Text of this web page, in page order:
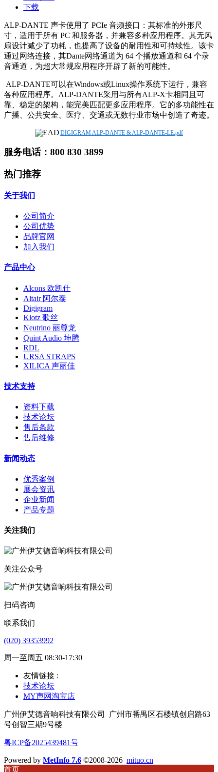
下载
ALP-DANTE 声卡使用了 PCIe 音频接口：其标准的外形尺
寸，适用于所有 PC 和服务器，并兼容多种应用程序。其无风
扇设计减少了功耗，也提高了设备的耐用性和可持续性。该卡
通过网络连接，其Dante网络通道为 64 个播放通道和 64 个录
音通道，为超大常规应用程序开辟了新的可能性。
ALP-DANTE可以在Windows或Linux操作系统下运行，兼容
各种应用程序。ALP-DANTE采用与所有ALP-X卡相同且可
靠、稳定的架构，能完美匹配更多应用程序。它的多功能性在
广播、公共安全、医疗、交通或无数行业市场中创造了奇迹。
DIGIGRAM ALP-DANTE & ALP-DANTE-LE.pdf
服务电话：800 830 3899
热门推荐
关于我们
公司简介
公司优势
品牌官网
加入我们
产品中心
Alcons 欧凯仕
Altair 阿尔泰
Digigram
Klotz 歌丝
Neutrino 丽尊龙
Quint Audio 坤腾
RDL
URSA STRAPS
XILICA 声丽佳
技术支持
资料下载
技术论坛
售后条款
售后维修
新闻动态
优秀案例
展会资讯
企业新闻
产品专题
关注我们
关注公众号
扫码咨询
联系我们
(020) 39353992
周一至周五 08:30-17:30
友情链接 :
技术论坛
MY声网淘宝店
广州伊艾德音响科技有限公司
广州市番禺区石楼镇创启路63
号创智三期9号楼
粤ICP备2025439481号
Powered by MetInfo 7.6 ©2008-2026 mituo.cn
首页